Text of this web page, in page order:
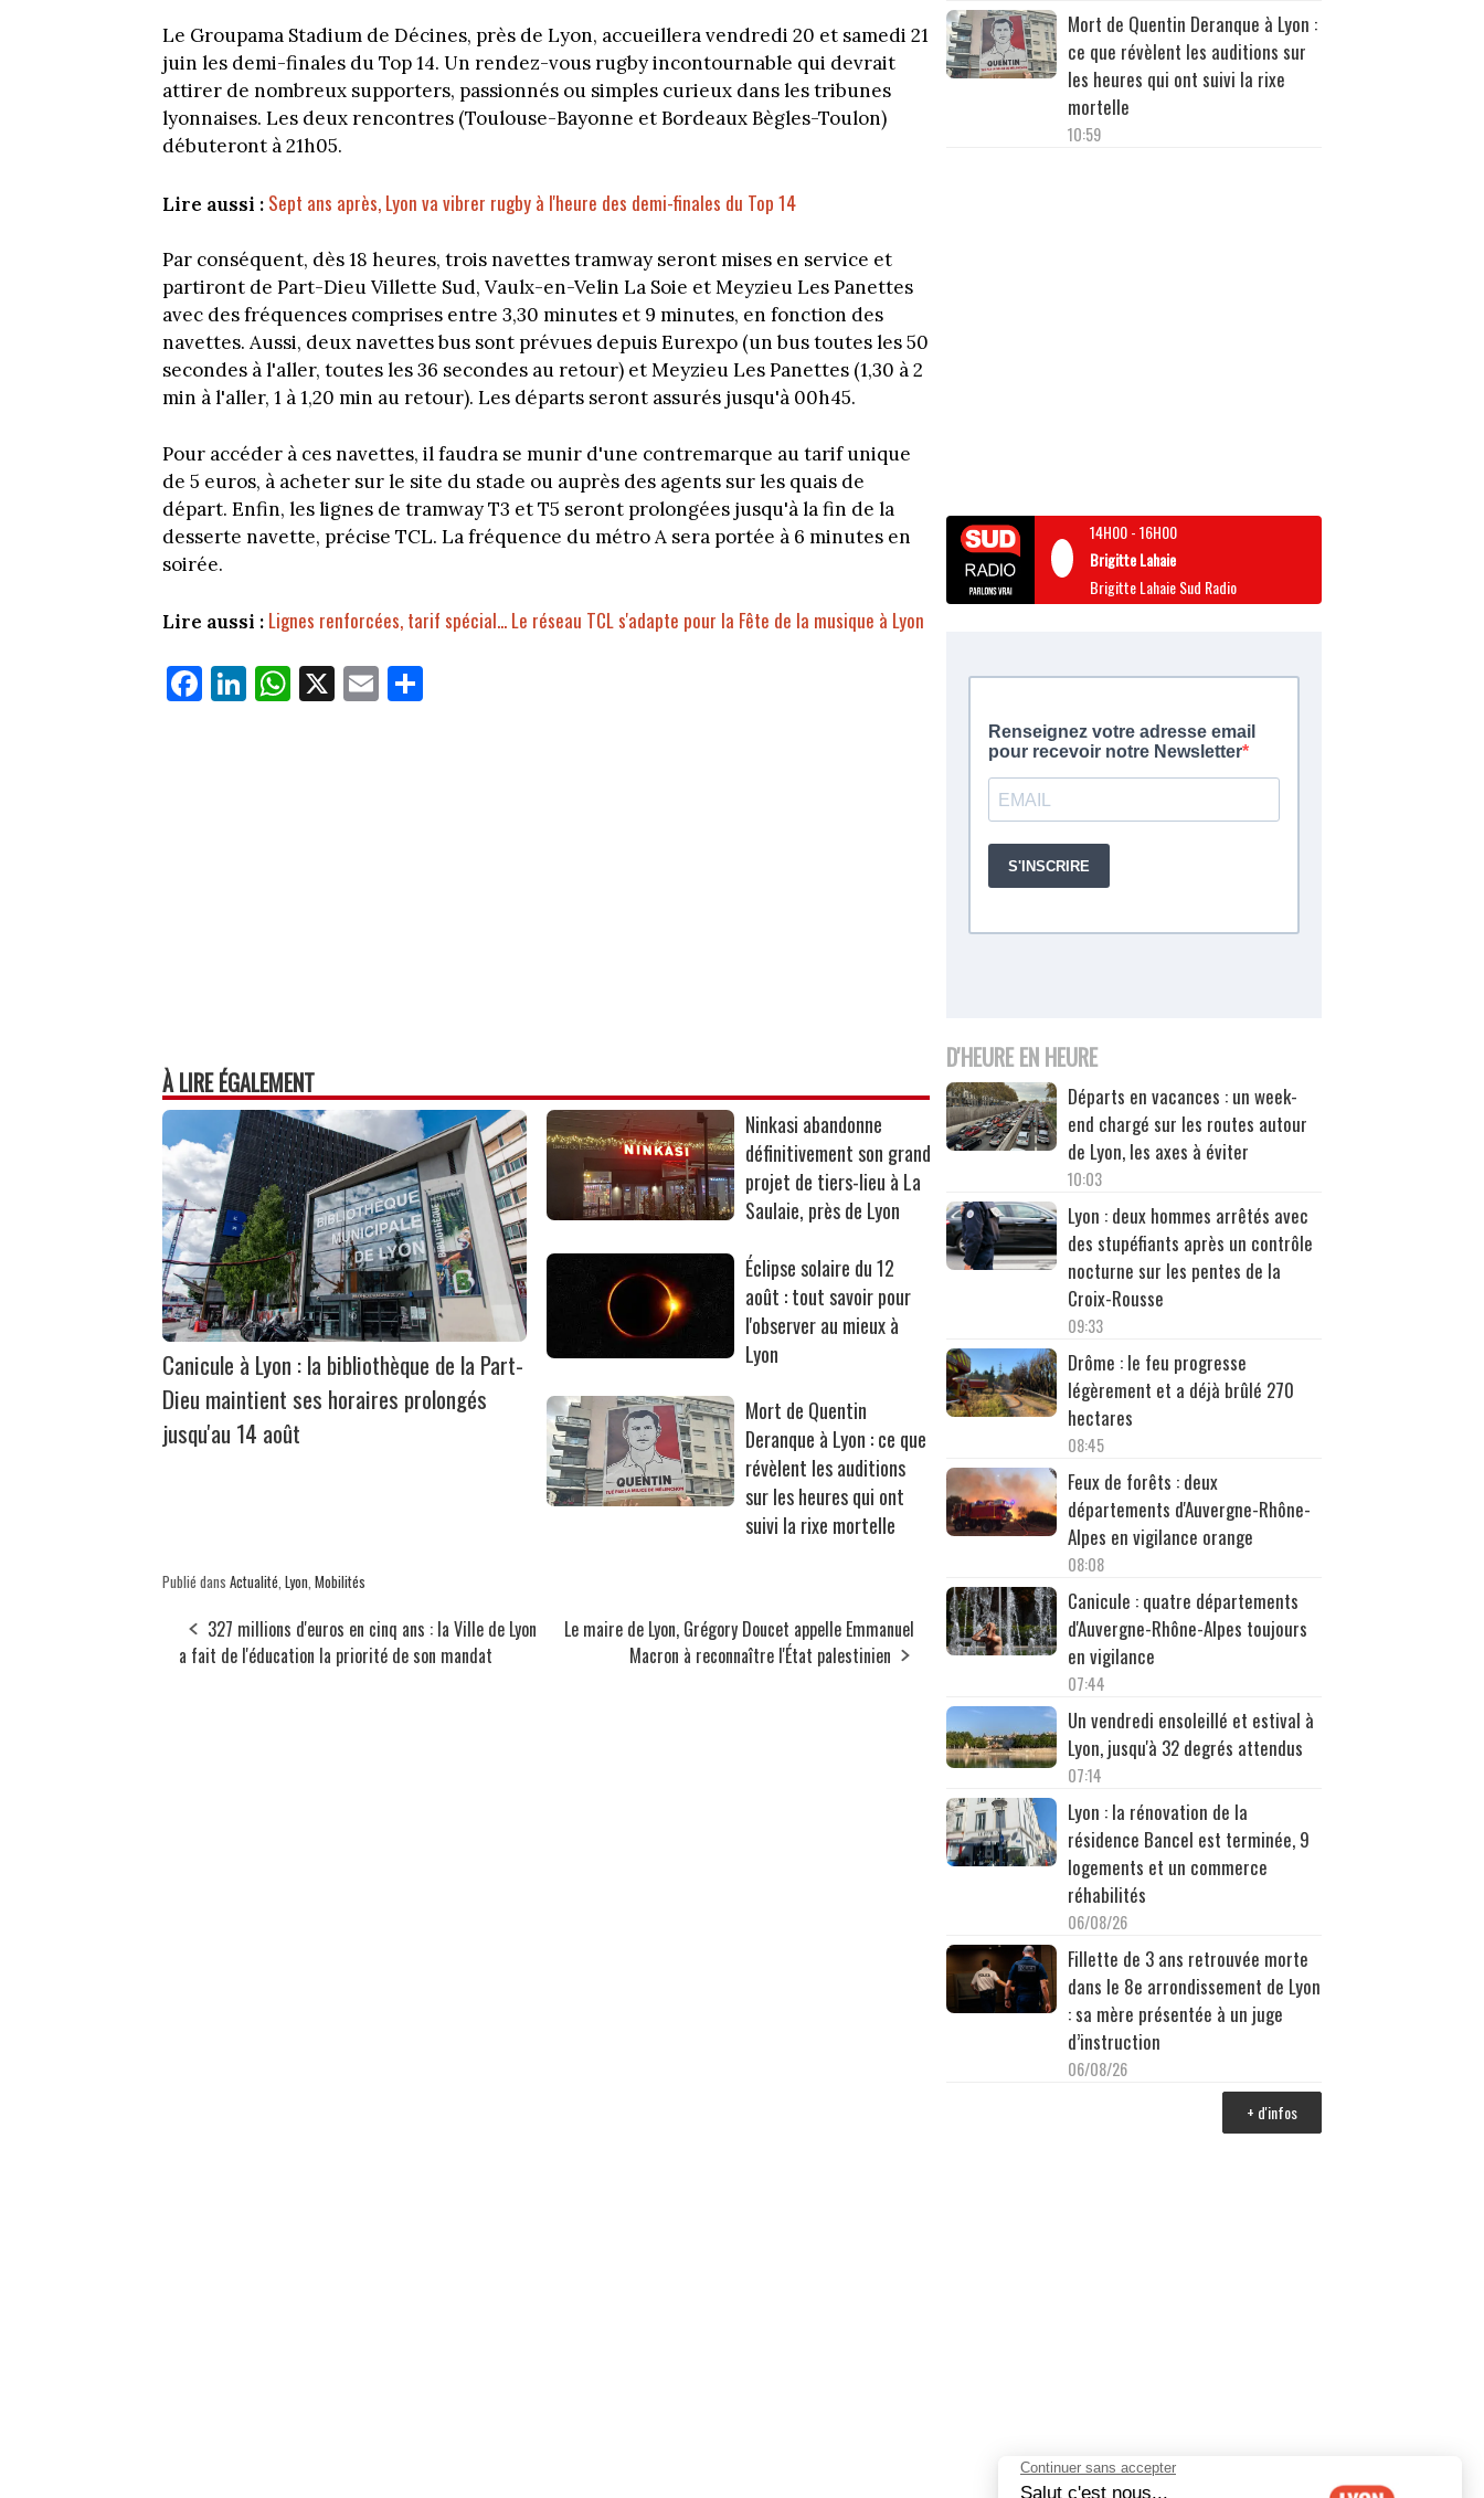
Le Groupama Stadium de Décines, près de Lyon, accueillera vendredi 20 et samedi 21
juin les demi-finales du Top 14. Un rendez-vous rugby incontournable qui devrait
attirer de nombreux supporters, passionnés ou simples curieux dans les tribunes
lyonnaises. Les deux rencontres (Toulouse-Bayonne et Bordeaux Bègles-Toulon)
débuteront à 21h05.
Lire aussi : Sept ans après, Lyon va vibrer rugby à l'heure des demi-finales du Top 14
Par conséquent, dès 18 heures, trois navettes tramway seront mises en service et
partiront de Part-Dieu Villette Sud, Vaulx-en-Velin La Soie et Meyzieu Les Panettes
avec des fréquences comprises entre 3,30 minutes et 9 minutes, en fonction des
navettes. Aussi, deux navettes bus sont prévues depuis Eurexpo (un bus toutes les 50
secondes à l'aller, toutes les 36 secondes au retour) et Meyzieu Les Panettes (1,30 à 2
min à l'aller, 1 à 1,20 min au retour). Les départs seront assurés jusqu'à 00h45.
Pour accéder à ces navettes, il faudra se munir d'une contremarque au tarif unique
de 5 euros, à acheter sur le site du stade ou auprès des agents sur les quais de
départ. Enfin, les lignes de tramway T3 et T5 seront prolongées jusqu'à la fin de la
desserte navette, précise TCL. La fréquence du métro A sera portée à 6 minutes en
soirée.
Lire aussi : Lignes renforcées, tarif spécial... Le réseau TCL s'adapte pour la Fête de la musique à Lyon
Fa
ce
Li
nk
W
ha
X E
m
À LIRE ÉGALEMENT
Canicule à Lyon : la bibliothèque de la Part-
Dieu maintient ses horaires prolongés
jusqu'au 14 août
Ninkasi abandonne
définitivement son grand
projet de tiers-lieu à La
Saulaie, près de Lyon
Éclipse solaire du 12
août : tout savoir pour
l'observer au mieux à
Lyon
Mort de Quentin
Deranque à Lyon : ce que
révèlent les auditions
sur les heures qui ont
suivi la rixe mortelle
Publié dans Actualité Lyon Mobilités
327 millions d'euros en cinq ans : la Ville de Lyon
a fait de l'éducation la priorité de son mandat
Le maire de Lyon, Grégory Doucet appelle Emmanuel
Macron à reconnaître l'État palestinien
Mort de Quentin Deranque à Lyon :
ce que révèlent les auditions sur
les heures qui ont suivi la rixe
mortelle
10:59
14H00-16H00
Brigitte Lahaie
Brigitte Lahaie Sud Radio
D'HEURE EN HEURE
Départs en vacances : un week-
end chargé sur les routes autour
de Lyon, les axes à éviter
10:03
Lyon : deux hommes arrêtés avec
des stupéfiants après un contrôle
nocturne sur les pentes de la
Croix-Rousse
09:33
Drôme : le feu progresse
légèrement et a déjà brûlé 270
hectares
08:45
Feux de forêts : deux
départements d'Auvergne-Rhône-
Alpes en vigilance orange
08:08
Canicule : quatre départements
d'Auvergne-Rhône-Alpes toujours
en vigilance
07:44
Un vendredi ensoleillé et estival à
Lyon, jusqu'à 32 degrés attendus
07:14
Lyon : la rénovation de la
résidence Bancel est terminée, 9
logements et un commerce
réhabilités
06/08/26
Fillette de 3 ans retrouvée morte
dans le 8e arrondissement de Lyon
: sa mère présentée à un juge
d’instruction
06/08/26
+ d'infos